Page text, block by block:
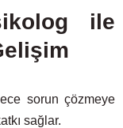
ile
sorun çözmeye
sağlar.